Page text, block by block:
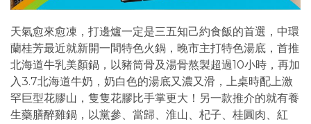
天氣愈來愈凍，打邊爐一定是三五知己約食飯的首選，中環
蘭桂芳最近就新開一間特色火鍋，晚市主打特色湯底，首推
北海道牛乳美顏鍋，以豬筒骨及湯骨熬製超過10小時，再加
入3.7北海道牛奶，奶白色的湯底又濃又滑，上桌時配上激
罕巨型花膠山，隻隻花膠比手掌更大！另一款推介的就有養
生藥膳醉雞鍋，以黨參、當歸、淮山、杞子、桂圓肉、紅